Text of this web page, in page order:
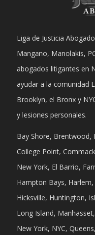
Liga de Justicia
Mangano, Manolakis,
abogados litigantes en
ayudar a la comunidad
Brooklyn, el Bronx y
y lesiones personales.
Bay Shore, Brentwood,
College Point,
New York, El Barrio,
Hampton Bays,
Hicksville, Huntington,
Long Island,
New York, NYC,